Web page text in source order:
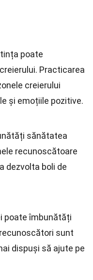
poate
Practicarea
creierului
și emoțiile pozitive.
sănătatea
recunoscătoare
dezvolta boli de
poate îmbunătăți
sunt
dispuși să ajute pe